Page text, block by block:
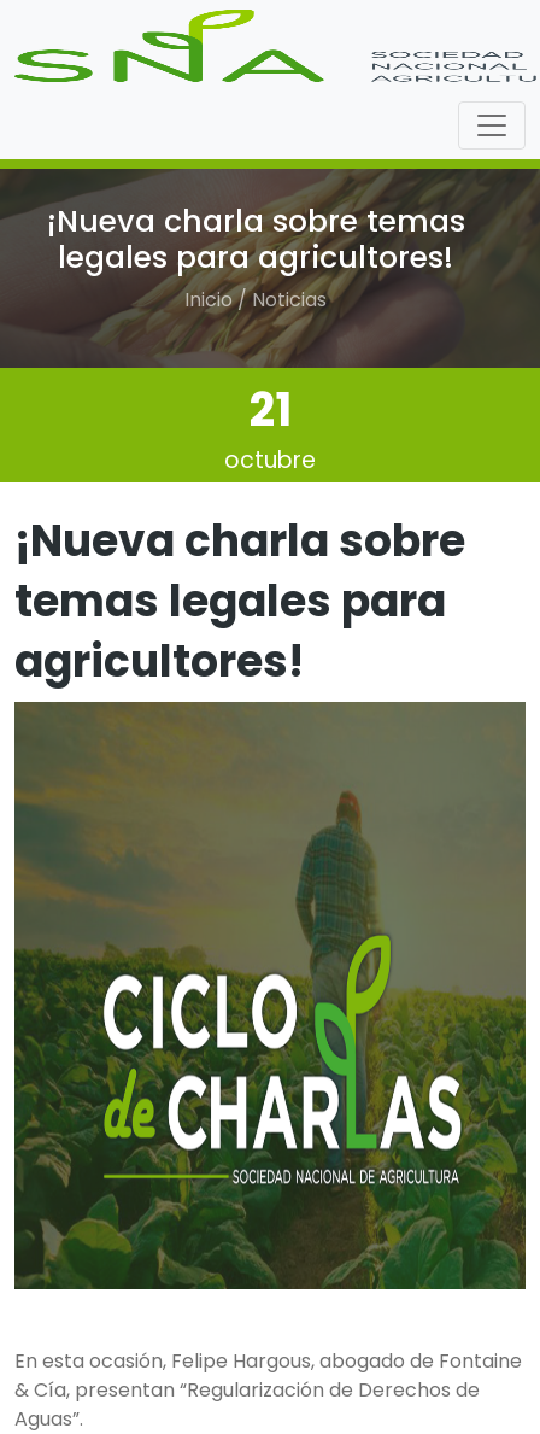
¡Nueva charla sobre temas
legales para agricultores!
Inicio / Noticias
21
octubre
¡Nueva charla sobre
temas legales para
agricultores!
En esta ocasión, Felipe Hargous, abogado de Fontaine
& Cía, presentan “Regularización de Derechos de
Aguas”.